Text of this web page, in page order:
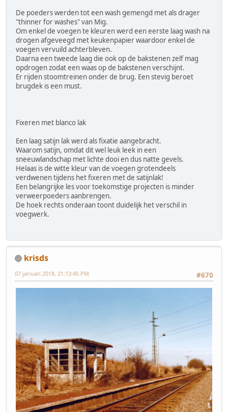
De poeders werden tot een wash gemengd met als drager
"thinner for washes" van Mig.
Om enkel de voegen te kleuren werd een eerste laag wash na
drogen afgeveegd met keukenpapier waardoor enkel de
voegen vervuild achterbleven.
Daarna een tweede laag die ook op de bakstenen zelf mag
opdrogen zodat een waas op de bakstenen verschijnt.
Er rijden stoomtreinen onder de brug. Een stevig beroet
brugdek is een must.
Fixeren met blanco lak
Een laag satijn lak werd als fixatie aangebracht.
Waarom satijn, omdat dit wel leuk leek in een
sneeuwlandschap met lichte dooi en dus natte gevels.
Helaas is de witte kleur van de voegen grotendeels
verdwenen tijdens het fixeren met de satijnlak!
Een belangrijke les voor toekomstige projecten is minder
verweerpoeders aanbrengen.
De hoek rechts onderaan toont duidelijk het verschil in
voegwerk.
krisds
#670
07 januari 2018, 21:13:45 PM